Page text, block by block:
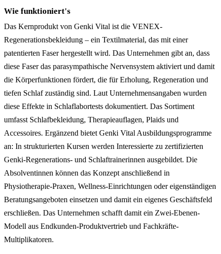
Wie funktioniert's
Das Kernprodukt von Genki Vital ist die VENEX-
Regenerationsbekleidung – ein Textilmaterial, das mit einer
patentierten Faser hergestellt wird. Das Unternehmen gibt an, dass
diese Faser das parasympathische Nervensystem aktiviert und damit
die Körperfunktionen fördert, die für Erholung, Regeneration und
tiefen Schlaf zuständig sind. Laut Unternehmensangaben wurden
diese Effekte in Schlaflabortests dokumentiert. Das Sortiment
umfasst Schlafbekleidung, Therapieauflagen, Plaids und
Accessoires. Ergänzend bietet Genki Vital Ausbildungsprogramme
an: In strukturierten Kursen werden Interessierte zu zertifizierten
Genki-Regenerations- und Schlaftrainerinnen ausgebildet. Die
Absolventinnen können das Konzept anschließend in
Physiotherapie-Praxen, Wellness-Einrichtungen oder eigenständigen
Beratungsangeboten einsetzen und damit ein eigenes Geschäftsfeld
erschließen. Das Unternehmen schafft damit ein Zwei-Ebenen-
Modell aus Endkunden-Produktvertrieb und Fachkräfte-
Multiplikatoren.